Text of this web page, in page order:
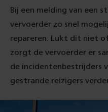
Bij een melding van een
vervoerder zo snel
repareren. Lukt dit niet
zorgt de vervoerder er
de incidentenbestrijders
gestrande reizigers